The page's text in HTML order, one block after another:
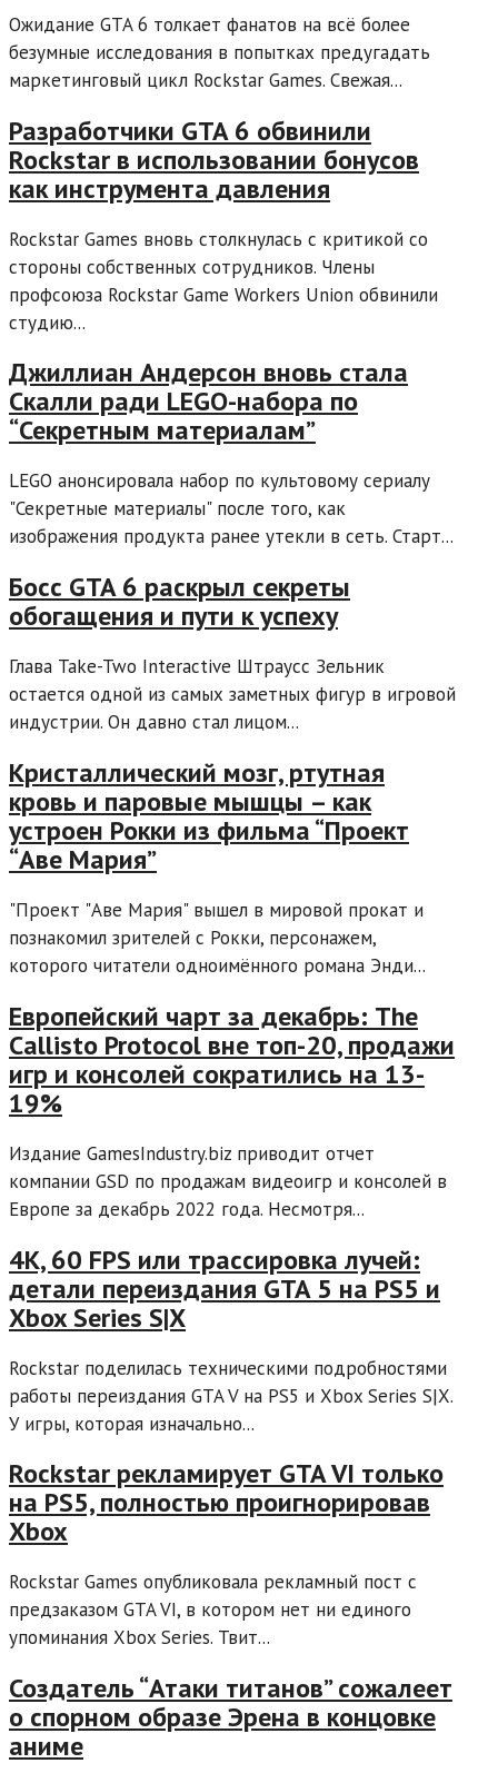
Ожидание GTA 6 толкает фанатов на всё более
безумные исследования в попытках предугадать
маркетинговый цикл Rockstar Games. Свежая...
Разработчики GTA 6 обвинили
Rockstar в использовании бонусов
как инструмента давления
Rockstar Games вновь столкнулась с критикой со
стороны собственных сотрудников. Члены
профсоюза Rockstar Game Workers Union обвинили
студию...
Джиллиан Андерсон вновь стала
Скалли ради LEGO-набора по
“Секретным материалам”
LEGO анонсировала набор по культовому сериалу
"Секретные материалы" после того, как
изображения продукта ранее утекли в сеть. Старт...
Босс GTA 6 раскрыл секреты
обогащения и пути к успеху
Глава Take-Two Interactive Штраусс Зельник
остается одной из самых заметных фигур в игровой
индустрии. Он давно стал лицом...
Кристаллический мозг, ртутная
кровь и паровые мышцы – как
устроен Рокки из фильма “Проект
“Аве Мария”
"Проект "Аве Мария" вышел в мировой прокат и
познакомил зрителей с Рокки, персонажем,
которого читатели одноимённого романа Энди...
Европейский чарт за декабрь: The
Callisto Protocol вне топ-20, продажи
игр и консолей сократились на 13-
19%
Издание GamesIndustry.biz приводит отчет
компании GSD по продажам видеоигр и консолей в
Европе за декабрь 2022 года. Несмотря...
4K, 60 FPS или трассировка лучей:
детали переиздания GTA 5 на PS5 и
Xbox Series S|X
Rockstar поделилась техническими подробностями
работы переиздания GTA V на PS5 и Xbox Series S|X.
У игры, которая изначально...
Rockstar рекламирует GTA VI только
на PS5, полностью проигнорировав
Xbox
Rockstar Games опубликовала рекламный пост с
предзаказом GTA VI, в котором нет ни единого
упоминания Xbox Series. Твит...
Создатель “Атаки титанов” сожалеет
о спорном образе Эрена в концовке
аниме